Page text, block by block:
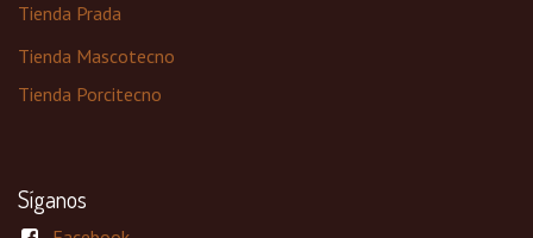
Tienda Prada
Tienda Mascotecno
Tienda Porcitecno
Síganos